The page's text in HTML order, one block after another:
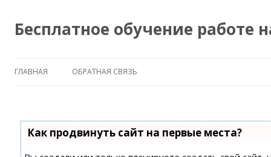
Бесплатное обучение работе
ГЛАВНАЯ ОБРАТНАЯ СВЯЗЬ
Как продвинуть сайт на первые места?